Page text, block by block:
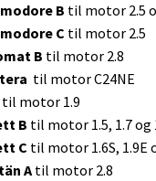
B til motor 2.5
C til motor 2.5
B til motor 2.8
til motor C24NE
til motor 1.9
B til motor 1.5, 1.7 og
C til motor 1.6S, 1.9E
Atil motor 2.8